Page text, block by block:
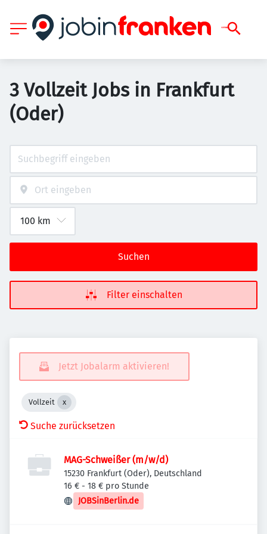
3 Vollzeit Jobs in Frankfurt
(Oder)
Suchen
Filter einschalten
Jetzt Jobalarm aktivieren!
Vollzeit
Suche zurücksetzen
MAG-Schweißer (m/w/d)
15230 Frankfurt (Oder), Deutschland
16 € - 18 € pro Stunde
JOBSinBerlin.de